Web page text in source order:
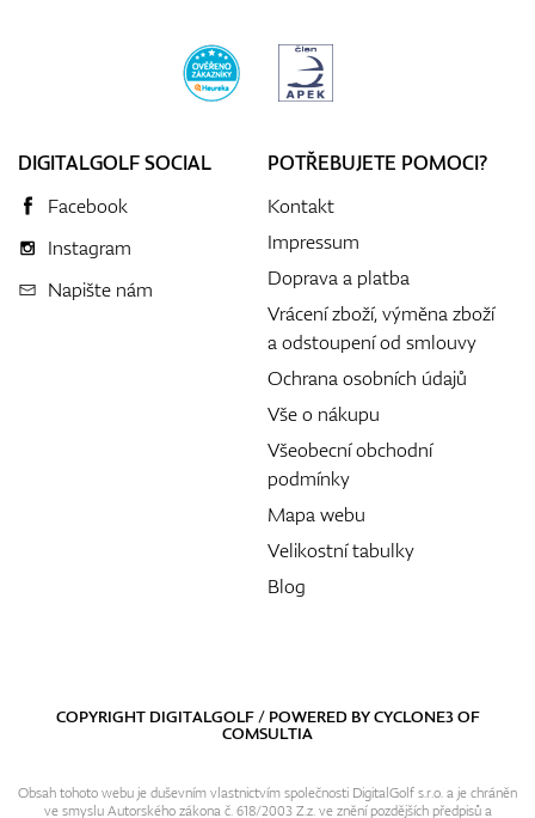
DIGITALGOLF SOCIAL
Facebook
Instagram
Napište nám
POTŘEBUJETE POMOCI?
Kontakt
Impressum
Doprava a platba
Vrácení zboží, výměna zboží
a odstoupení od smlouvy
Ochrana osobních údajů
Vše o nákupu
Všeobecní obchodní
podmínky
Mapa webu
Velikostní tabulky
Blog
COPYRIGHT DIGITALGOLF / POWERED BYCYCLONE3OF
COMSULTIA
Obsah tohoto webu je duševním vlastnictvím společnosti DigitalGolf s.r.o. a je chráněn
ve smyslu Autorského zákona č. 618/2003 Z.z. ve znění pozdějších předpisů a